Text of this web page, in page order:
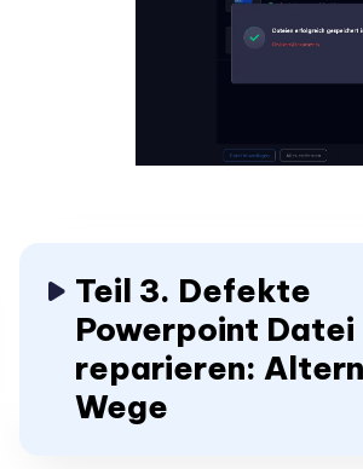
Teil 3. Defekte
Powerpoint Datei
reparieren:
Wege